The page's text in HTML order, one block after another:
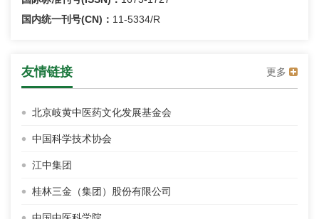
国内统一刊号(CN)： 11-5334/R
友情链接 更多
北京岐黄中医药文化发展基金会
中国科学技术协会
江中集团
桂林三金（集团）股份有限公司